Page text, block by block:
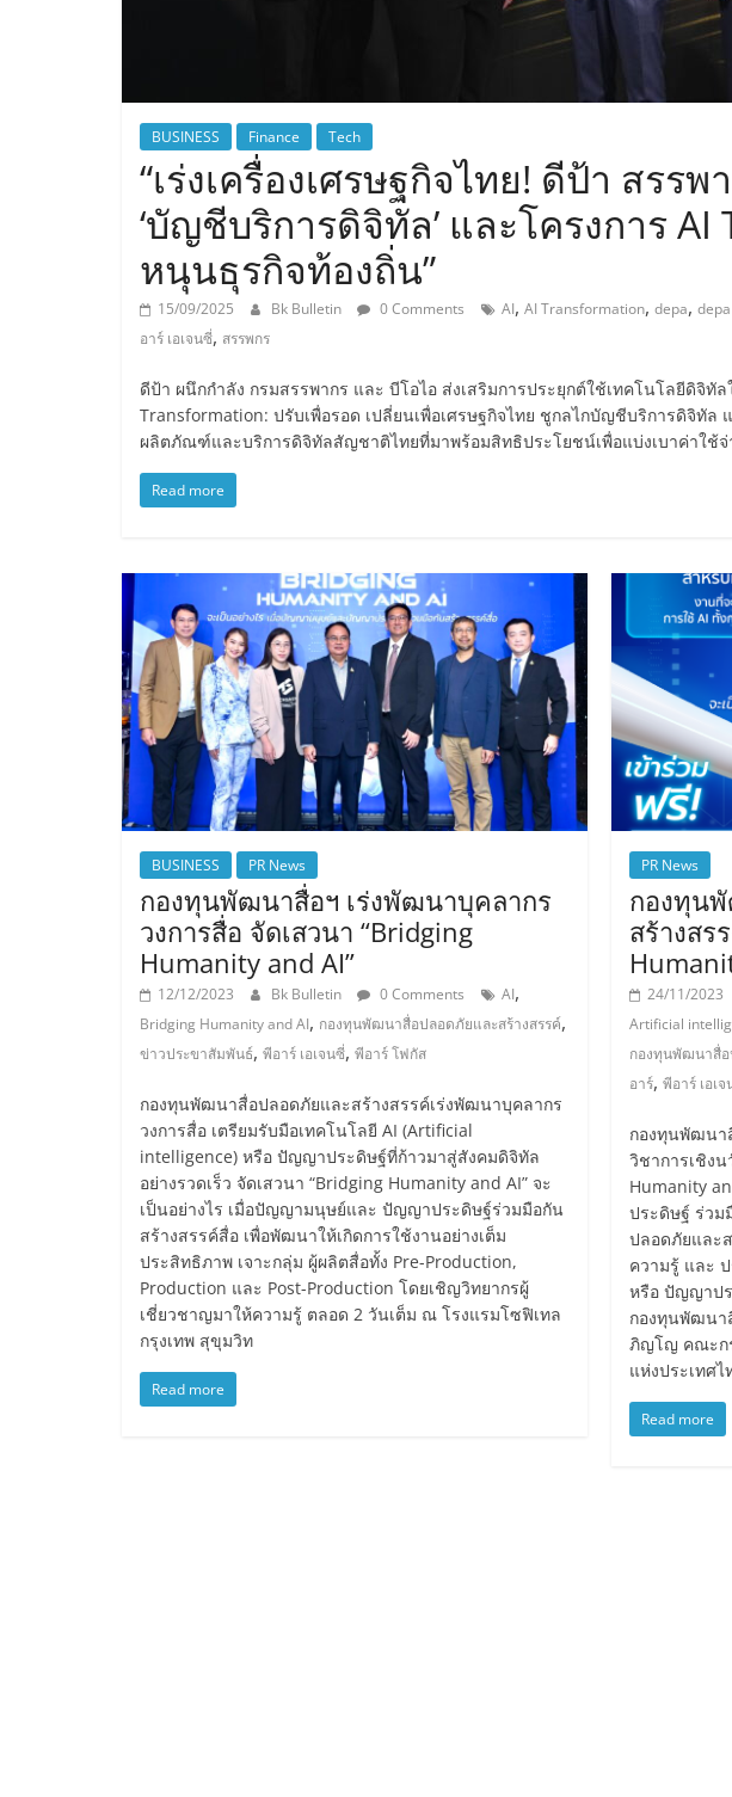
BUSINESS Finance Tech
“เร่งเครื่องเศรษฐกิจไทย! ดีป้า สรรพ
‘บัญชีบริการดิจิทัล’ และโครงการ
หนุนธุรกิจท้องถิ่น”
15/09/2025 Bk Bulletin 0 Comments AI, AI Transformation, depa,
อาร์ เอเจนซี่, สรรพกร
ดีป้า ผนึกกำลัง กรมสรรพากร และ บีโอไอ ส่งเสริมการประยุกต์ใช้เทคโนโลยีดิจิทั
Transformation: ปรับเพื่อรอด เปลี่ยนเพื่อเศรษฐกิจไทย ชูกลไกบัญชีบริการดิจิทัล
ผลิตภัณฑ์และบริการดิจิทัลสัญชาติไทยที่มาพร้อมสิทธิประโยชน์เพื่อแบ่งเบาค่าใช้
Read more
BUSINESS PR News
กองทุนพัฒนาสื่อฯ เร่งพัฒนาบุคลากร
วงการสื่อ จัดเสวนา “Bridging
Humanity and AI”
12/12/2023 Bk Bulletin 0 Comments AI,
Bridging Humanity and AI, กองทุนพัฒนาสื่อปลอดภัยและสร้างสรรค์,
ข่าวประขาสัมพันธ์, พีอาร์ เอเจนซี่, พีอาร์ โฟกัส
กองทุนพัฒนาสื่อปลอดภัยและสร้างสรรค์เร่งพัฒนาบุคลากร
วงการสื่อ เตรียมรับมือเทคโนโลยี AI (Artificial
intelligence) หรือ ปัญญาประดิษฐ์ที่ก้าวมาสู่สังคมดิจิทัล
อย่างรวดเร็ว จัดเสวนา “Bridging Humanity and AI” จะ
เป็นอย่างไร เมื่อปัญญามนุษย์และ ปัญญาประดิษฐ์ร่วมมือกัน
สร้างสรรค์สื่อ เพื่อพัฒนาให้เกิดการใช้งานอย่างเต็ม
ประสิทธิภาพ เจาะกลุ่ม ผู้ผลิตสื่อทั้ง Pre-Production,
Production และ Post-Production โดยเชิญวิทยากรผู้
เชี่ยวชาญมาให้ความรู้ ตลอด 2 วันเต็ม ณ โรงแรมโซฟิเทล
กรุงเทพ สุขุมวิท
Read more
PR News
กองทุน
สร้างสร
24/11/2023
Artificial
กองทุนพัฒนาสื่อ
อาร์,พีอาร์ เอเ
กองทุนพัฒนา
วิชาการเชิงน
Humanity
ประดิษฐ์ ร่วม
ปลอดภัยและ
ความรู้ และ
หรือ ปัญญาป
กองทุนพัฒนา
ภิญโญ คณะก
แห่งประเทศไ
Read more